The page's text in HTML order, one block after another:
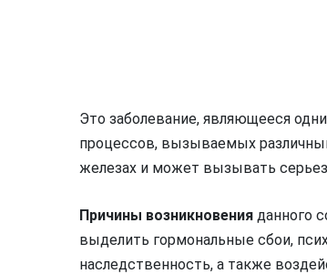
Это заболевание, являющееся
процессов, вызываемых
железах и может вызывать
Причины возникновения данного
выделить гормональные сбои,
наследственность, а также